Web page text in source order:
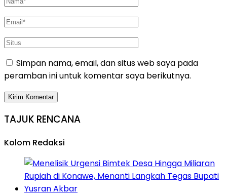
Simpan nama, email, dan situs web saya pada
peramban ini untuk komentar saya berikutnya.
TAJUK RENCANA
Kolom Redaksi